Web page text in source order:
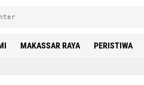
MAKASSAR RAYA PERISTIWA